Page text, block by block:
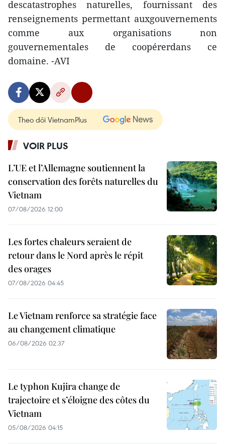
descatastrophes naturelles, fournissant des
renseignements permettant auxgouvernements
comme aux organisations non
gouvernementales de coopérerdans ce
domaine. -AVI
Theo dõi VietnamPlus
VOIR PLUS
L’UE et l’Allemagne soutiennent la
conservation des forêts naturelles du
Vietnam
07/08/2026 12:00
Les fortes chaleurs seraient de
retour dans le Nord après le répit
des orages
07/08/2026 04:45
Le Vietnam renforce sa stratégie face
au changement climatique
06/08/2026 02:37
Le typhon Kujira change de
trajectoire et s’éloigne des côtes du
Vietnam
05/08/2026 04:15